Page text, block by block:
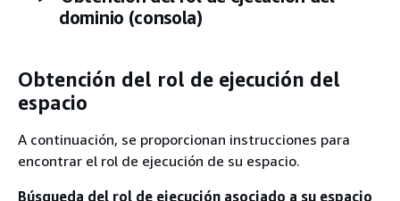
dominio (consola)
Obtención del rol de ejecución del
espacio
A continuación, se proporcionan instrucciones para
encontrar el rol de ejecución de su espacio.
Búsqueda del rol de ejecución asociado a su espacio